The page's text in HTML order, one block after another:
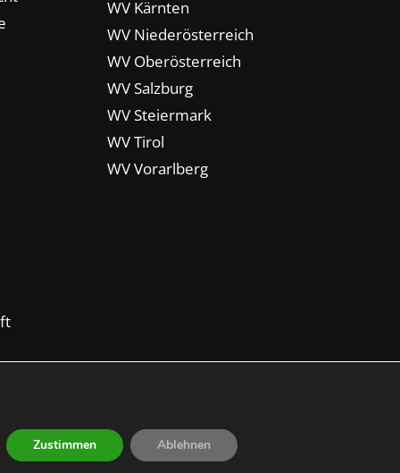
WV Kärnten
WV Niederösterreich
WV Oberösterreich
WV Salzburg
WV Steiermark
WV Tirol
WV Vorarlberg
Zustimmen Ablehnen